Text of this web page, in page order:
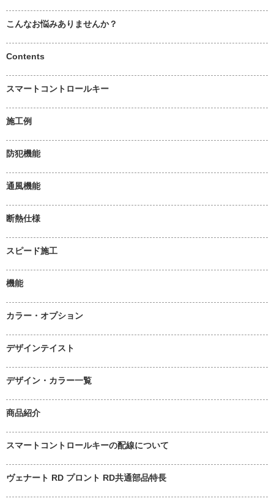
こんなお悩みありませんか？
Contents
スマートコントロールキー
施工例
防犯機能
通風機能
断熱仕様
スピード施工
機能
カラー・オプション
デザインテイスト
デザイン・カラー一覧
商品紹介
スマートコントロールキーの配線について
ヴェナート RD プロント RD共通部品特長